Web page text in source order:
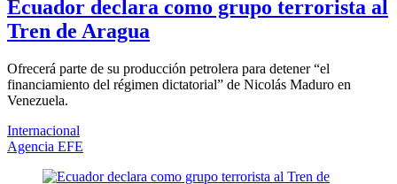
Ecuador declara como grupo terrorista al
Tren de Aragua
Ofrecerá parte de su producción petrolera para detener “el
financiamiento del régimen dictatorial” de Nicolás Maduro en
Venezuela.
Internacional
Agencia EFE